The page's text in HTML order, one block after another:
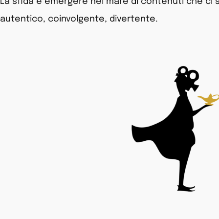
autentico, coinvolgente, divertente.